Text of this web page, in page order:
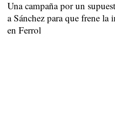
Una campaña por un
a Sánchez para que frene
en Ferrol